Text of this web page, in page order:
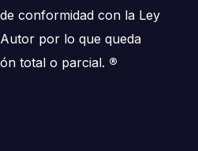
conformidad con la Ley
por lo que queda
total o parcial. ®